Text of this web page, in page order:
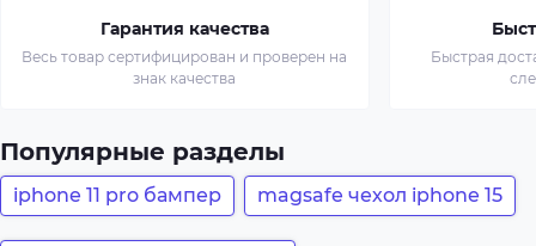
Гарантия качества
Весь товар сертифицирован и проверен на
знак качества
Быстрая
Популярные разделы
iphone 11 pro бампер magsafe чехол iphone 15